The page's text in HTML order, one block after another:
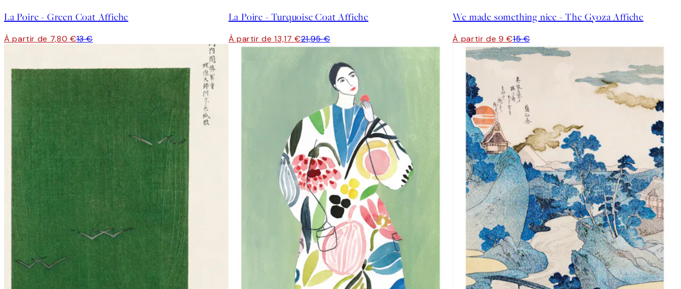
La Poire - Green Coat Affiche
À partir de 7,80 €13 €
La Poire - Turquoise Coat Affiche
À partir de 13,17 €21,95 €
We made something nice - The Gyoza Affiche
À partir de 9 €15 €